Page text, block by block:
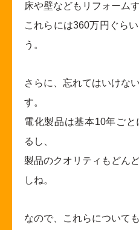
床や壁などもリフォーム
これらには360万円ぐら
う。
さらに、忘れてはいけな
す。
電化製品は基本10年ご
るし、
製品のクオリティもどん
しね。
なので、これらについて